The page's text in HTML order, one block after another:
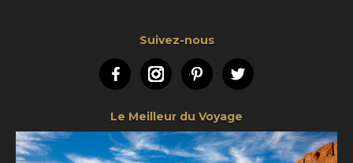
Suivez-nous
FacebookInstagramPinterestTwitter
Le Meilleur du Voyage